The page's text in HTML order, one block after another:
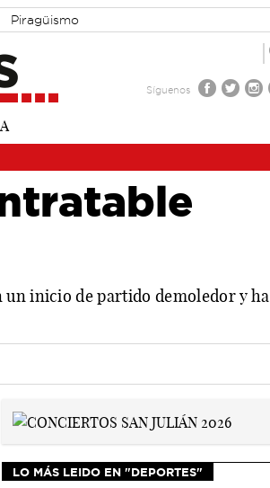
Piragüismo
Síguenos
un inicio de partido demoledor y ha
LO MÁS LEIDO EN "DEPORTES"